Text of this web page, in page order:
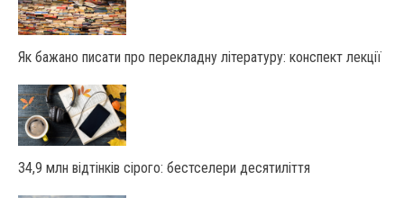
Як бажано писати про перекладну літературу: конспект лекції
34,9 млн відтінків сірого: бестселери десятиліття